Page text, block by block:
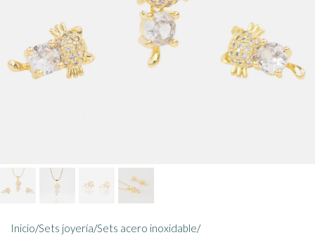
Inicio/Sets joyería/Sets acero inoxidable/